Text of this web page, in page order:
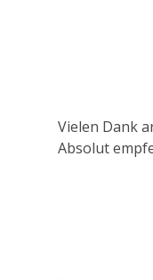
Vielen Dank
Absolut